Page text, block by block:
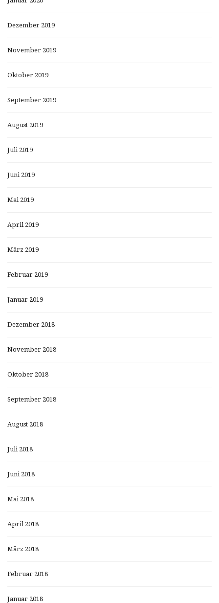
Dezember 2019
November 2019
Oktober 2019
September 2019
August 2019
Juli 2019
Juni 2019
Mai 2019
April 2019
März 2019
Februar 2019
Januar 2019
Dezember 2018
November 2018
Oktober 2018
September 2018
August 2018
Juli 2018
Juni 2018
Mai 2018
April 2018
März 2018
Februar 2018
Januar 2018